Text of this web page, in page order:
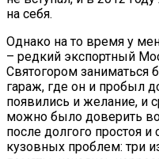
на себя.
Однако на то время у
– редкий экспортный
Святогором заниматься
гараж, где он и пробыл
появились и желание, и
можно было доверить
после долгого простоя
кузовных проблем: три